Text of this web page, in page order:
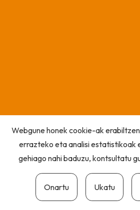
Webgune honek cookie-ak
errazteko eta analisi estatistikoak
gehiago nahi baduzu, kontsultatu
Onartu Ukatu